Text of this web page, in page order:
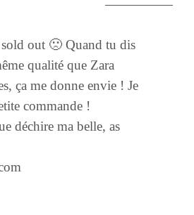
out 🙁 Quand tu dis
qualité que Zara
ça me donne envie ! Je
commande !
déchire ma belle, as